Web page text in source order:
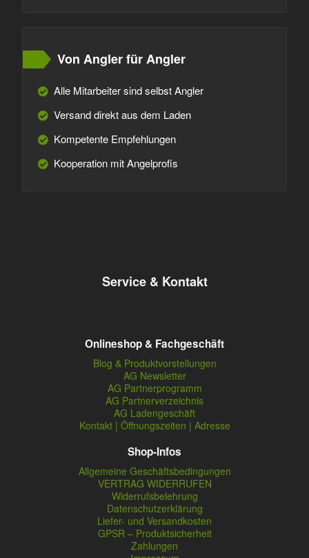
Von Angler für Angler
Alle Mitarbeiter sind selbst Angler
Versand direkt aus dem Laden
Kompetente Empfehlungen
Kooperation mit Angelprofis
Service & Kontakt
Onlineshop & Fachgeschäft
Blog & Produktvorstellungen
AG Newsletter
AG Partnerprogramm
AG Partnerverzeichnis
AG Ladengeschäft
Kontakt | Öffnungszeiten | Adresse
Shop-Infos
Allgemeine Geschäftsbedingungen
VERTRAG WIDERRUFEN
Widerrufsbelehrung
Datenschutzerklärung
Liefer- und Versandkosten
GPSR – Produktsicherheit
Zahlungen